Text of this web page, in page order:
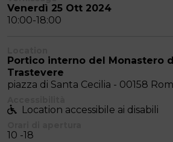
Venerdì 25 Ott 2024
10:00-18:00
Portico interno del Monastero
Trastevere
piazza di Santa Cecilia - 00158
Location accessibile ai disabili
10 -18